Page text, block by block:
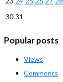
30 31
Popular posts
Views
Comments